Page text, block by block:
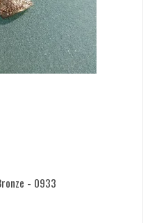
- 0933